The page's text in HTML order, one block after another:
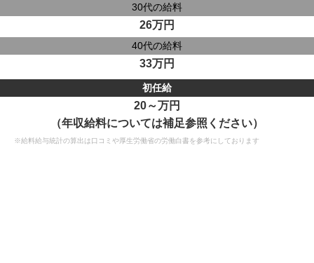
30代の給料
26万円
40代の給料
33万円
初任給
20～万円
（年収給料については補足参照ください）
※給料給与統計の算出は口コミや厚生労働省の労働白書を参考にしております